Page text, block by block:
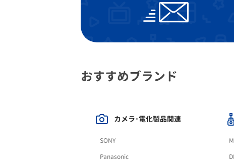
おすすめブランド
カメラ･電化製品関連
SONY
Panasonic